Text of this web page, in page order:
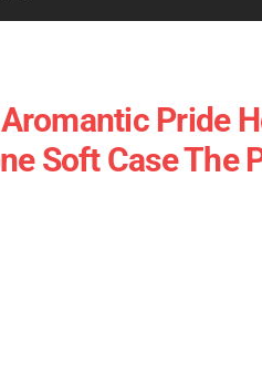
Pride
Soft Case The